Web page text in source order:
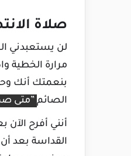
صلاة
لن يستعبدني
مرارة الخطية
بنعمتك أنك
الصائم ”متى
أنني أفرح
القداسة بعد